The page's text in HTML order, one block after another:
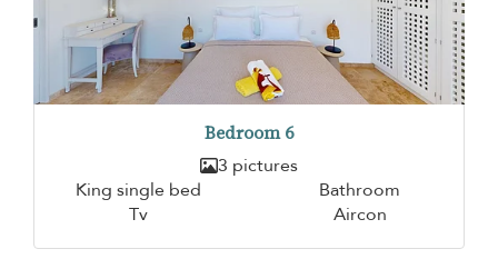
Bedroom 6
3 pictures
King single bed
Bathroom
Tv
Aircon